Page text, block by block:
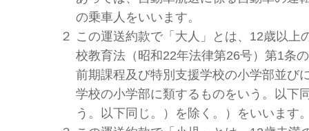
の乗車人をいいます。
２ この運送約款で「大人」とは、12歳以上
校教育法（昭和22年法律第26号）第1条
前期課程及び特別支援学校の小学部並び
学校の小学部に類するものをいう。以下
う。以下同じ。）を除く。）をいいます